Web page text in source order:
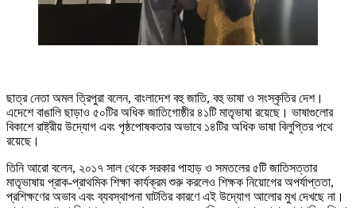
ছাত্র নেতা অমল ত্রিপুরা বলেন, বাংলাদেশ বহু জাতি, বহু ভাষা ও সংস্কৃতির দেশ।
এদেশে বাঙালি ছাড়াও ৫০টির অধিক জাতিগোষ্ঠীর ৪১টি মাতৃভাষা রয়েছে। ভাষাগুলোর
বিকাশে রাষ্ট্রীয় উদ্যোগ এবং পৃষ্ঠপোষকতার অভাবে ১৪টির অধিক ভাষা বিলুপ্তির পথে
রয়েছে।
তিনি আরো বলেন, ২০১৭ সাল থেকে সরকার পাহাড় ও সমতলের ৫টি জাতিসত্তার
মাতৃভাষায় প্রাক-প্রাথমিক শিক্ষা কার্যক্রম শুরু করলেও শিক্ষক নিয়োগের অপর্যাপ্ততা,
প্রশিক্ষণের অভাব এবং ব্যবস্থাপনা ঘাটতির কারণে এই উদ্যোগ আলোর মুখ দেখছে না।